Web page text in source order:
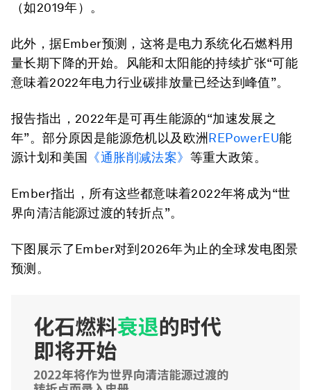
（如2019年）。
此外，据Ember预测，这将是电力系统化石燃料用
量长期下降的开始。风能和太阳能的持续扩张“可能
意味着2022年电力行业碳排放量已经达到峰值”。
报告指出，2022年是可再生能源的“加速发展之
年”。部分原因是能源危机以及欧洲REPowerEU能
源计划和美国
《通胀削减法案》 等重大政策。
Ember指出，所有这些都意味着2022年将成为“世
界向清洁能源过渡的转折点”。
下图展示了Ember对到2026年为止的全球发电图景
预测。